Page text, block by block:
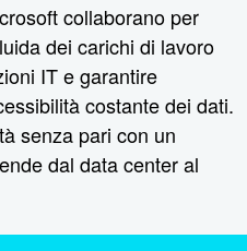
collaborano per
dei carichi di lavoro
IT e garantire
costante dei dati.
senza pari con un
dal data center al